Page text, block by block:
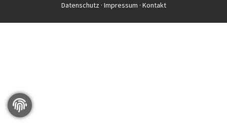
Datenschutz· Impressum · Kontakt